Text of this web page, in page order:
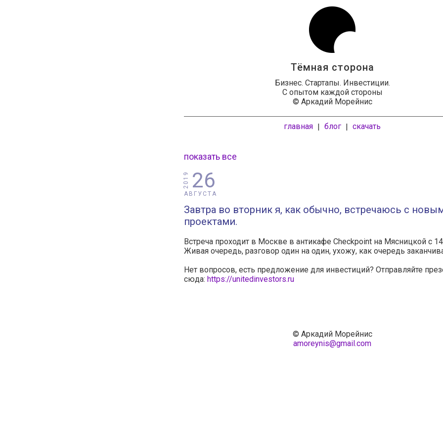
Тёмная сторона
Бизнес. Стартапы. Инвестиции.
С опытом каждой стороны
© Аркадий Морейнис
главная | блог | скачать
показать все
26
АВГУСТА
2019
Завтра во вторник я, как обычно, встречаюсь с
проектами.
Встреча проходит в Москве в антикафе Checkpoint на Мясницкой с
Живая очередь, разговор один на один, ухожу, как очередь
Нет вопросов, есть предложение для инвестиций? Отправляйте
сюда: https://unitedinvestors.ru
© Аркадий Морейнис
amoreynis@gmail.com